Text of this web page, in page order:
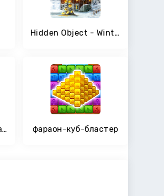
Hidden Object - Winter Wonderland
Ice Cream Frenzy: Match 3 Game фараон-куб-бластер